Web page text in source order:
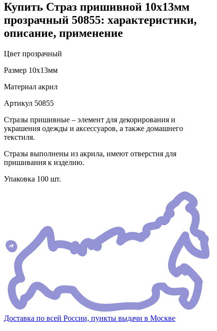
Купить Страз пришивной 10х13мм
прозрачный 50855: характеристики,
описание, применение
Цвет прозрачный
Размер 10х13мм
Материал акрил
Артикул 50855
Стразы пришивные – элемент для декорирования и
украшения одежды и аксессуаров, а также домашнего
текстиля.
Стразы выполнены из акрила, имеют отверстия для
пришивания к изделию.
Упаковка 100 шт.
Доставка по всей России, пункты выдачи в Москве